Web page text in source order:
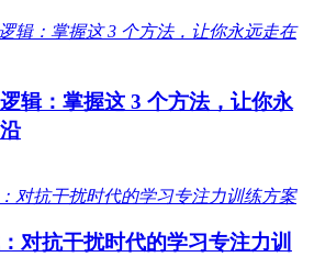
辑：掌握这 3 个方法，让你永
对抗干扰时代的学习专注力训